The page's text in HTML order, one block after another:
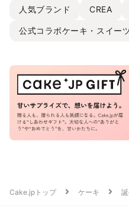
人気ブランド CREA
公式コラボケーキ・スイー
Cake.jpトップ ケーキ